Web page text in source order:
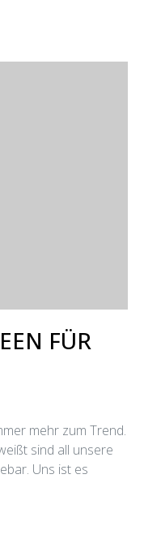
FÜR
mehr zum Trend.
sind all unsere
Uns ist es